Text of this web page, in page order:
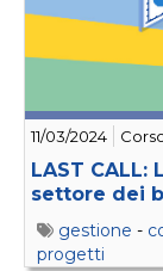
11/03/2024
LAST
settore dei
gestione -
progetti